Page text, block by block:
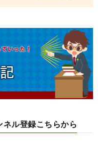
ネル登録こちらから